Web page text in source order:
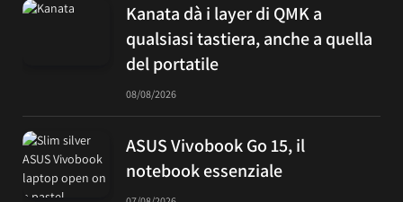
Kanata dà i layer di QMK a
qualsiasi tastiera, anche a quella
del portatile
08/08/2026
ASUS Vivobook Go 15, il
notebook essenziale